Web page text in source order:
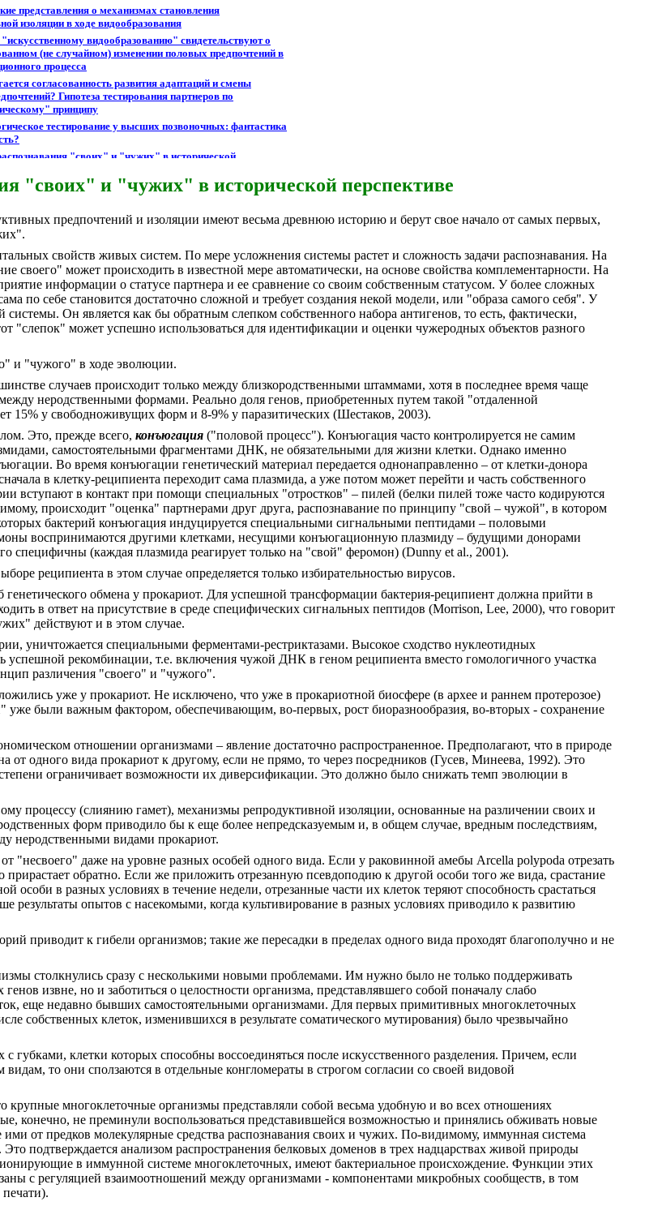
"своих" и "чужих" в исторической перспективе
предпочтений и изоляции имеют весьма древнюю историю и берут свое начало от самых первых,
свойств живых систем. По мере усложнения системы растет и сложность задачи распознавания. На
своего" может происходить в известной мере автоматически, на основе свойства комплементарности. На
информации о статусе партнера и ее сравнение со своим собственным статусом. У более сложных
по себе становится достаточно сложной и требует создания некой модели, или "образа самого себя". У
Он является как бы обратным слепком собственного набора антигенов, то есть, фактически,
"слепок" может успешно использоваться для идентификации и оценки чужеродных объектов разного
и "чужого" в ходе эволюции.
случаев происходит только между близкородственными штаммами, хотя в последнее время чаще
неродственными формами. Реально доля генов, приобретенных путем такой "отдаленной
15% у свободноживущих форм и 8-9% у паразитических (Шестаков, 2003).
Это, прежде всего, конъюгация ("половой процесс"). Конъюгация часто контролируется не самим
самостоятельными фрагментами ДНК, не обязательными для жизни клетки. Однако именно
Во время конъюгации генетический материал передается однонаправленно – от клетки-донора
в клетку-реципиента переходит сама плазмида, а уже потом может перейти и часть собственного
вступают в контакт при помощи специальных "отростков" – пилей (белки пилей тоже часто кодируются
происходит "оценка" партнерами друг друга, распознавание по принципу "свой – чужой", в котором
бактерий конъюгация индуцируется специальными сигнальными пептидами – половыми
воспринимаются другими клетками, несущими конъюгационную плазмиду – будущими донорами
специфичны (каждая плазмида реагирует только на "свой" феромон) (Dunny et al., 2001).
реципиента в этом случае определяется только избирательностью вирусов.
обмена у прокариот. Для успешной трансформации бактерия-реципиент должна прийти в
в ответ на присутствие в среде специфических сигнальных пептидов (Morrison, Lee, 2000), что говорит
действуют и в этом случае.
уничтожается специальными ферментами-рестриктазами. Высокое сходство нуклеотидных
рекомбинации, т.е. включения чужой ДНК в геном реципиента вместо гомологичного участка
различения "своего" и "чужого".
уже у прокариот. Не исключено, что уже в прокариотной биосфере (в архее и раннем протерозое)
были важным фактором, обеспечивающим, во-первых, рост биоразнообразия, во-вторых - сохранение
отношении организмами – явление достаточно распространенное. Предполагают, что в природе
от одного вида прокариот к другому, если не прямо, то через посредников (Гусев, Минеева, 1992). Это
ограничивает возможности их диверсификации. Это должно было снижать темп эволюции в
процессу (слиянию гамет), механизмы репродуктивной изоляции, основанные на различении своих и
форм приводило бы к еще более непредсказуемым и, в общем случае, вредным последствиям,
неродственными видами прокариот.
"несвоего" даже на уровне разных особей одного вида. Если у раковинной амебы Arcella polypoda отрезать
обратно. Если же приложить отрезанную псевдоподию к другой особи того же вида, срастание
особи в разных условиях в течение недели, отрезанные части их клеток теряют способность срастаться
опытов с насекомыми, когда культивирование в разных условиях приводило к развитию
приводит к гибели организмов; такие же пересадки в пределах одного вида проходят благополучно и не
столкнулись сразу с несколькими новыми проблемами. Им нужно было не только поддерживать
извне, но и заботиться о целостности организма, представлявшего собой поначалу слабо
еще недавно бывших самостоятельными организмами. Для первых примитивных многоклеточных
собственных клеток, изменившихся в результате соматического мутирования) было чрезвычайно
губками, клетки которых способны воссоединяться после искусственного разделения. Причем, если
то они сползаются в отдельные конгломераты в строгом согласии со своей видовой
крупные многоклеточные организмы представляли собой весьма удобную и во всех отношениях
конечно, не преминули воспользоваться представившейся возможностью и принялись обживать новые
от предков молекулярные средства распознавания своих и чужих. По-видимому, иммунная система
подтверждается анализом распространения белковых доменов в трех надцарствах живой природы
в иммунной системе многоклеточных, имеют бактериальное происхождение. Функции этих
с регуляцией взаимоотношений между организмами - компонентами микробных сообществ, в том